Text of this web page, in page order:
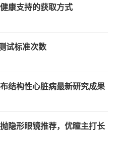
康支持的获取方式
试标准次数
结构性心脏病最新研究成果
隐形眼镜推荐，优瞳主打长